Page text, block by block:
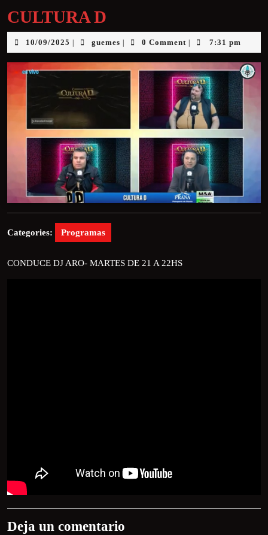
CULTURA D
10/09/2025 guemes 0 Comment 7:31 pm
Categories: Programas
CONDUCE DJ ARO- MARTES DE 21 A 22HS
Deja un comentario